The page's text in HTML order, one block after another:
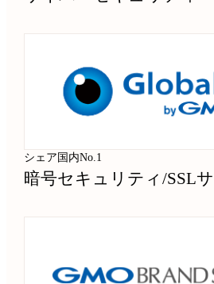
シェア国内No.1
暗号セキュリティ/SSL